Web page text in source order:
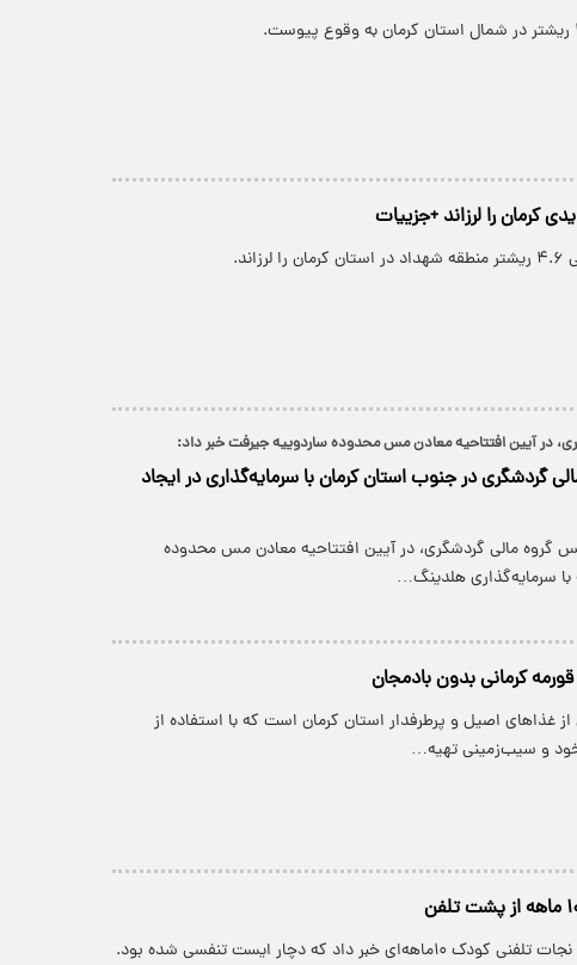
کرمان را لرزاند +جزییات
در آیین افتتاحیه‌ معادن مس محدوده‌ ساردوییه‌ جیرفت خبر داد:
گردشگری در جنوب استان کرمان با سرمایه‌گذاری در ایجاد
گروه مالی گردشگری، در آیین افتتاحیه‌ معادن مس محدوده‌
سرمایه‌گذاری هلدینگ…
کرمانی بدون بادمجان
غذاهای اصیل و پرطرفدار استان کرمان است که با استفاده از
و سیب‌زمینی تهیه…
خبر داد که دچار ایست تنفسی شده بود.